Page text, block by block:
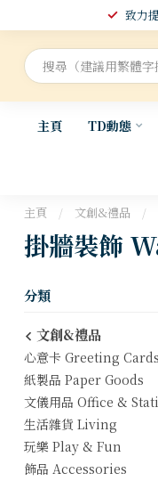
致力
主頁 TD動態
主頁 / 文創&禮品 /
掛牆裝飾
分類
文創&禮品
心意卡 Greeting Cards
紙製品 Paper Goods
文儀用品 Office &
生活雜貨 Living
玩樂 Play & Fun
飾品 Accessories